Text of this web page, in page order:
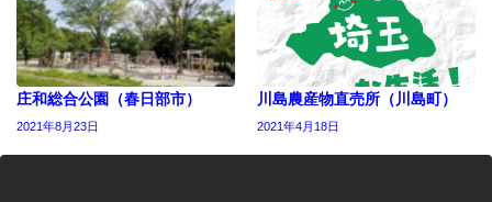
庄和総合公園（春日部市）
2021年8月23日
川島農産物直売所（川島町）
2021年4月18日